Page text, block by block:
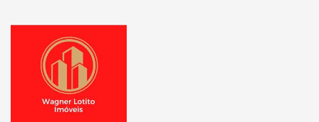
Página inicial